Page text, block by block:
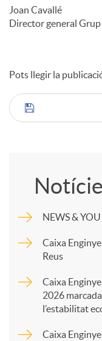
Joan Cavallé
Director general
Pots llegir la
C
p
a
NEWS &
Caixa
Reus
Caixa
2026
l’estabilitat
Caixa